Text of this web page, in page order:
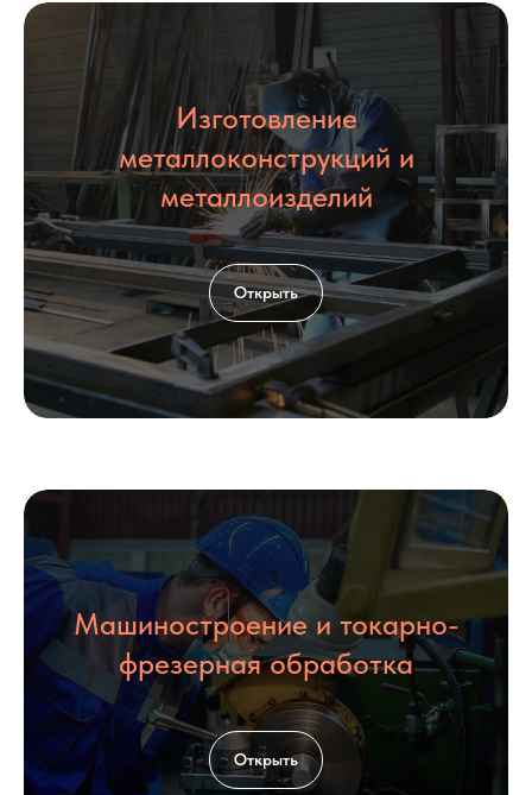
Изготовление
металлоконструкций и
металлоизделий
Открыть
Машиностроение и токарно-
фрезерная обработка
Открыть
КОНТАКТЫ